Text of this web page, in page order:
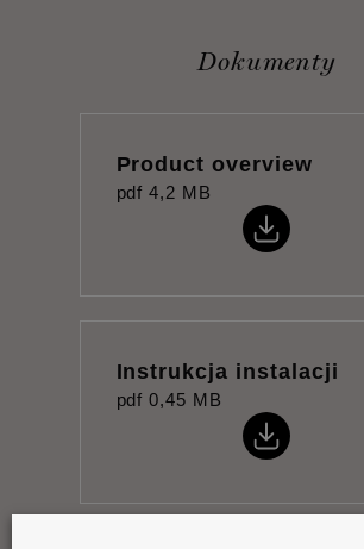
Dokumenty
Product overview
pdf 4,2 MB
Instrukcja instalacji
pdf 0,45 MB